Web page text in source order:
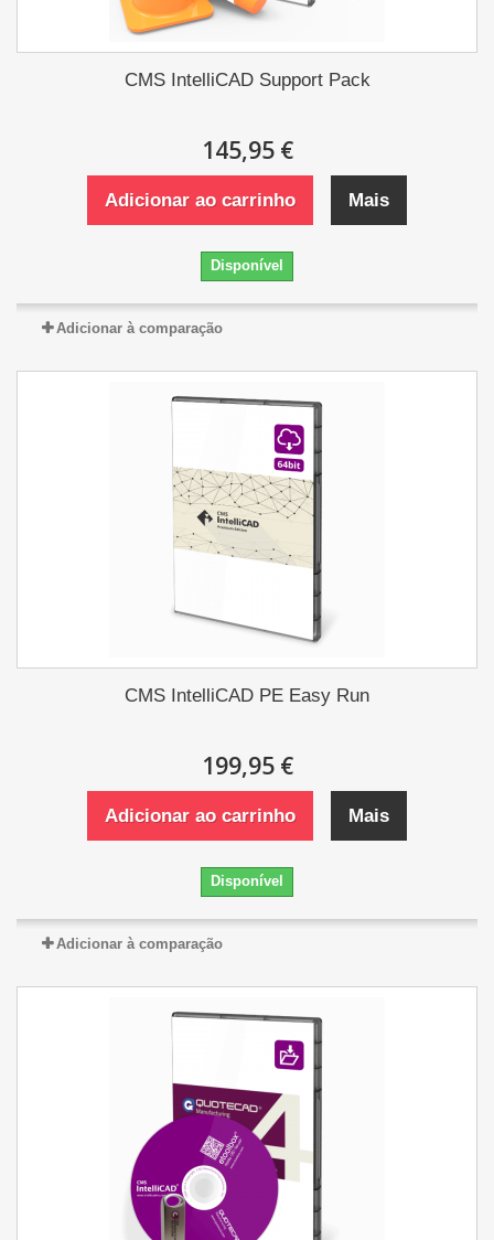
CMS IntelliCAD Support Pack
145,95 €
Adicionar ao carrinho Mais
Disponível
Adicionar à comparação
CMS IntelliCAD PE Easy Run
199,95 €
Adicionar ao carrinho Mais
Disponível
Adicionar à comparação